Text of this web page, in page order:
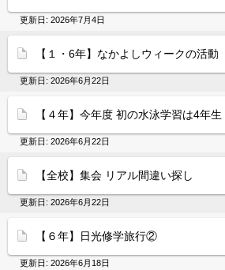
更新日: 2026年7月4日
【１・6年】なかよしウィークの活動
更新日: 2026年6月22日
【４年】今年度 初の水泳学習は4年生
更新日: 2026年6月22日
【全校】集会 リアル間違い探し
更新日: 2026年6月22日
【６年】日光修学旅行②
更新日: 2026年6月18日